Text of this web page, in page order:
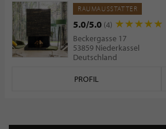
RAUMAUSSTATTER
5.0/5.0 (4)
Beckergasse 17
53859 Niederkassel
Deutschland
PROFIL